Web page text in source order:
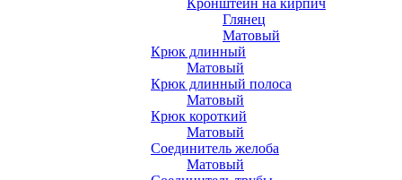
Кронштейн на кирпич
Глянец
Матовый
Крюк длинный
Матовый
Крюк длинный полоса
Матовый
Крюк короткий
Матовый
Соединитель желоба
Матовый